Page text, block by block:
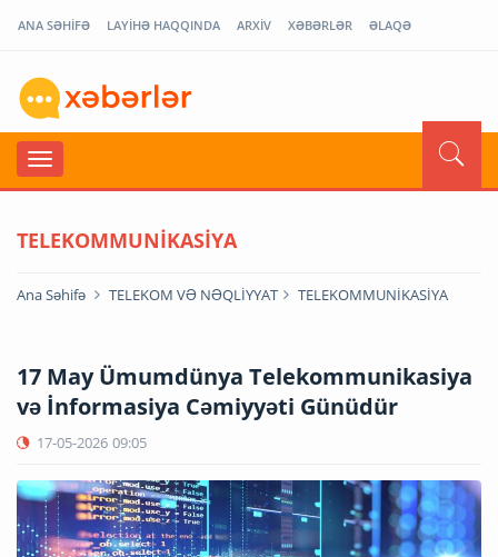
ANA SƏHİFƏ LAYİHƏ HAQQINDA ARXİV XƏBƏRLƏR ƏLAQƏ
TELEKOMMUNİKASİYA
Ana Səhifə TELEKOM VƏ NƏQLİYYAT TELEKOMMUNİKASİYA
17 May Ümumdünya Telekommunikasiya
və İnformasiya Cəmiyyəti Günüdür
17-05-2026 09:05